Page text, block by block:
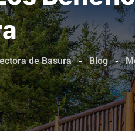
de Basura - Blog -